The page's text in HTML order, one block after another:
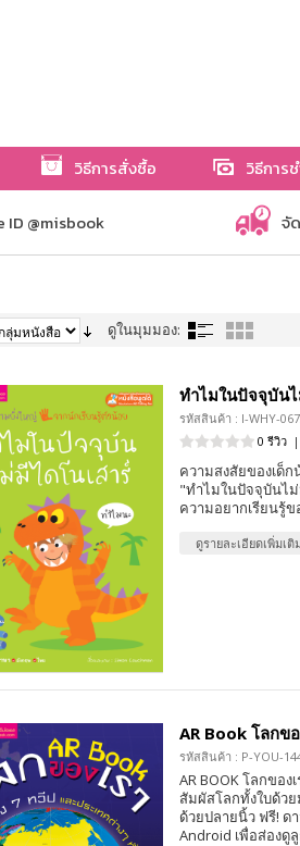
วิธีการสั่งซื้อ วิธีการ
ID @misbook จั
ดูในมุมมอง:
ทำไมในปัจจุบัน
รหัสสินค้า : I-WHY-
0 รีวิว |
ความสงสัยของเด็
"ทำไมในปัจจุบันไ
ความอยากเรียนรู้ข
ดูรายละเอียดเพิ่มเติ
AR Book โลกขอ
รหัสสินค้า : P-YOU-
AR BOOK โลกของ
สัมผัสโลกทั้งใบด้ว
ด้วยปลายนิ้ว ฟรี! ด
Android เพื่อส่องดู